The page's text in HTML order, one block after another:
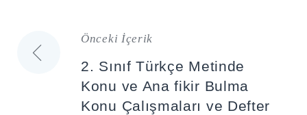
Yazı
gezinmesi
Önceki İçerik
2. Sınıf Türkçe Metinde
Konu ve Ana fikir Bulma
Konu Çalışmaları ve Defter